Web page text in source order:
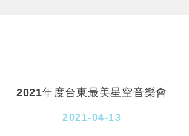
2021年度台東最美星空音樂會
2021-04-13